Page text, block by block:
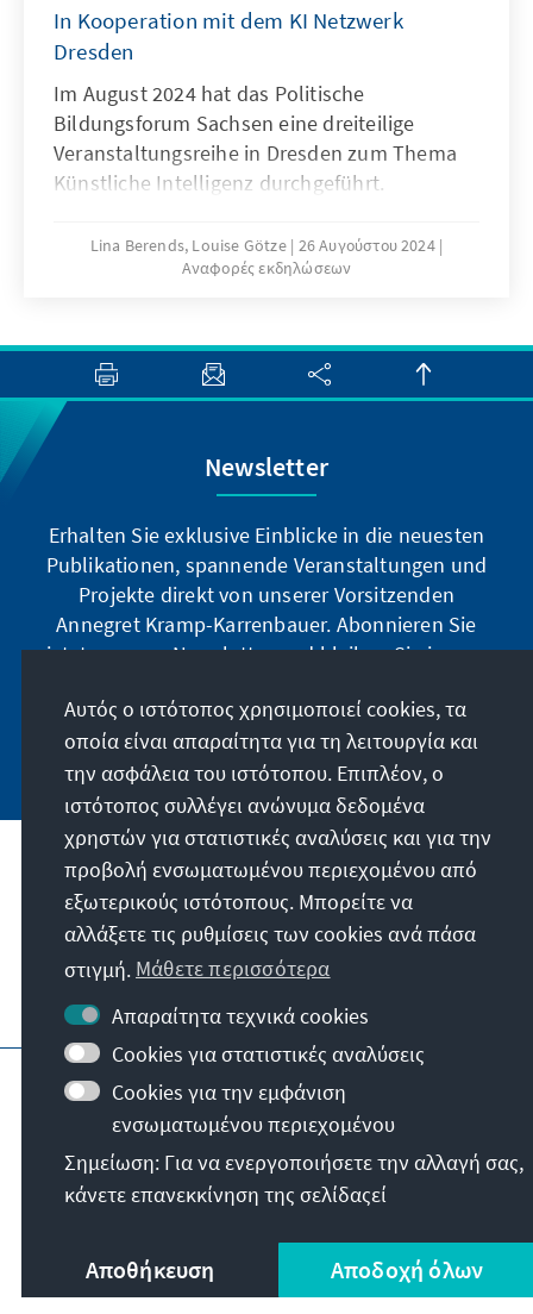
In Kooperation mit dem KI Netzwerk
Dresden
Im August 2024 hat das Politische
Bildungsforum Sachsen eine dreiteilige
Veranstaltungsreihe in Dresden zum Thema
Künstliche Intelligenz durchgeführt.
Lina Berends, Louise Götze 26 Αυγούστου 2024
Αναφορές εκδηλώσεων
Newsletter
Erhalten Sie exklusive Einblicke in die neuesten
Publikationen, spannende Veranstaltungen und
Projekte direkt von unserer Vorsitzenden
Annegret Kramp-Karrenbauer. Abonnieren Sie
jetzt unseren Newsletter und bleiben Sie immer
Jetzt abonnieren
Την παραγγελία μας
Επικοινωνία
Περισσότερες προσφορές από το ίδρυμα
Στοιχεία ιστοσελίδας
Προστασία προσωπικών δεδομένων
Όροι χρήσης
Erklärung zur Barrierefreiheit
Barriere melden
Κατηγορίες ιστοσελίδας
© Konrad-Adenauer-Stiftung e.V. 2026
Αυτός ο ιστότοπος χρησιμοποιεί cookies, τα
οποία είναι απαραίτητα για τη λειτουργία και
την ασφάλεια του ιστότοπου. Επιπλέον, ο
ιστότοπος συλλέγει ανώνυμα δεδομένα
χρηστών για στατιστικές αναλύσεις και για την
προβολή ενσωματωμένου περιεχομένου από
εξωτερικούς ιστότοπους. Μπορείτε να
αλλάξετε τις ρυθμίσεις των cookies ανά πάσα
στιγμή. Μάθετε περισσότερα
Απαραίτητα τεχνικά cookies
Cookies για στατιστικές αναλύσεις
Cookies για την εμφάνιση
ενσωματωμένου περιεχομένου
Σημείωση: Για να ενεργοποιήσετε την αλλαγή σας,
κάνετε επανεκκίνηση της σελίδαςεί
Αποθήκευση Αποδοχή όλων